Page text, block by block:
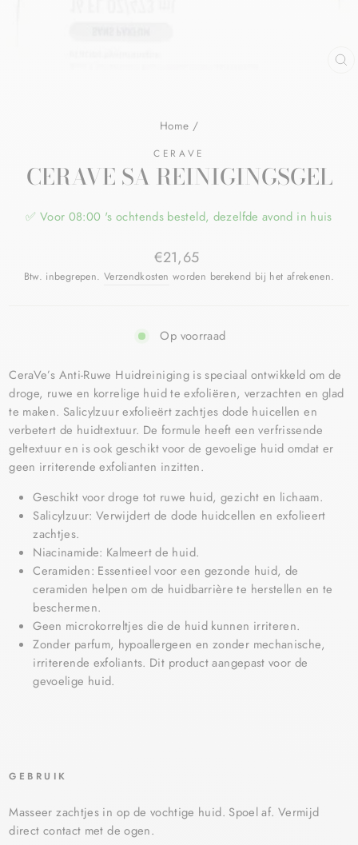
Home /
CERAVE
CERAVE SA REINIGINGSGEL
✅ Voor 08:00 's ochtends besteld, dezelfde avond in huis
€21,65
Btw. inbegrepen. Verzendkosten worden berekend bij het afrekenen.
Op voorraad
CeraVe’s Anti-Ruwe Huidreiniging is speciaal ontwikkeld om de
droge, ruwe en korrelige huid te exfoliëren, verzachten en glad
te maken. Salicylzuur exfolieërt zachtjes dode huicellen en
verbetert de huidtextuur. De formule heeft een verfrissende
geltextuur en is ook geschikt voor de gevoelige huid omdat er
geen irriterende exfolianten inzitten.
Geschikt voor droge tot ruwe huid, gezicht en lichaam.
Salicylzuur: Verwijdert de dode huidcellen en exfolieert
zachtjes.
Niacinamide: Kalmeert de huid.
Ceramiden: Essentieel voor een gezonde huid, de
ceramiden helpen om de huidbarrière te herstellen en te
beschermen.
Geen microkorreltjes die de huid kunnen irriteren.
Zonder parfum, hypoallergeen en zonder mechanische,
irriterende exfoliants. Dit product aangepast voor de
gevoelige huid.
GEBRUIK
Masseer zachtjes in op de vochtige huid. Spoel af. Vermijd
direct contact met de ogen.